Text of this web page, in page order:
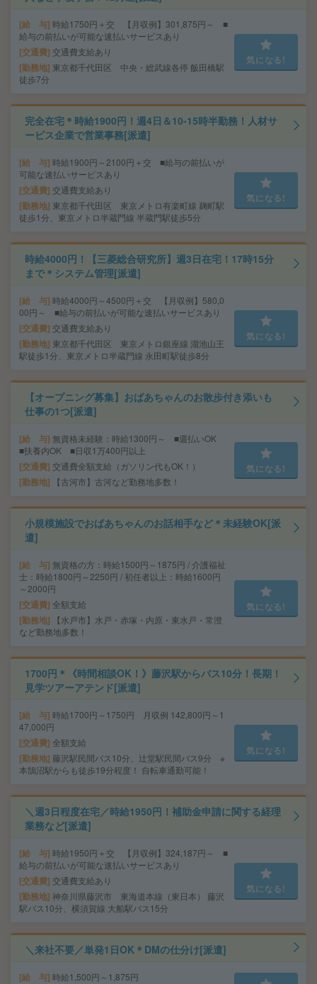
給 与 時給1750円＋交 【月収例】301,875円～ ■
給与の前払いが可能な速払いサービスあり
交通費 交通費支給あり
勤務地 東京都千代田区 中央・総武線各停 飯田橋駅
徒歩7分
気になる!
完全在宅＊時給1900円！週4日＆10-15時半勤務！人材サ
ービス企業で営業事務[派遣]
給 与 時給1900円～2100円＋交 ■給与の前払いが
可能な速払いサービスあり
交通費 交通費支給あり
勤務地 東京都千代田区 東京メトロ有楽町線 麹町駅
徒歩1分、東京メトロ半蔵門線 半蔵門駅徒歩5分
気になる!
時給4000円！【三菱総合研究所】週3日在宅！17時15分
まで＊システム管理[派遣]
給 与 時給4000円～4500円＋交 【月収例】580,0
00円～ ■給与の前払いが可能な速払いサービスあり
交通費 交通費支給あり
勤務地 東京都千代田区 東京メトロ銀座線 溜池山王
駅徒歩1分、東京メトロ半蔵門線 永田町駅徒歩8分
気になる!
【オープニング募集】おばあちゃんのお散歩付き添いも
仕事の1つ[派遣]
給 与 無資格未経験：時給1300円～ ■週払いOK
■扶養内OK ■日収1万400円以上
交通費 交通費全額支給（ガソリン代もOK！）
勤務地 【古河市】古河など勤務地多数！
気になる!
小規模施設でおばあちゃんのお話相手など＊未経験OK[派
遣]
給 与 無資格の方：時給1500円～1875円 / 介護福祉
士：時給1800円～2250円 / 初任者以上：時給1600円
～2000円
交通費 全額支給
勤務地
【水戸市】水戸・赤塚・内原・東水戸・常澄
など勤務地多数！
気になる!
1700円＊《時間相談OK！》藤沢駅からバス10分！長期！
見学ツアーアテンド[派遣]
給 与 時給1700円～1750円 月収例 142,800円～1
47,000円
交通費 全額支給
勤務地 藤沢駅民間バス10分、辻堂駅民間バス9分 ※
本鵠沼駅からも徒歩19分程度！ 自転車通勤可能！
気になる!
＼週3日程度在宅／時給1950円！補助金申請に関する経理
業務など[派遣]
給 与 時給1950円＋交 【月収例】324,187円～ ■
給与の前払いが可能な速払いサービスあり
交通費 交通費支給あり
勤務地 神奈川県藤沢市 東海道本線（東日本） 藤沢
駅バス10分、横須賀線 大船駅バス15分
気になる!
＼来社不要／単発1日OK＊DMの仕分け[派遣]
給 与 時給1,500円～1,875円